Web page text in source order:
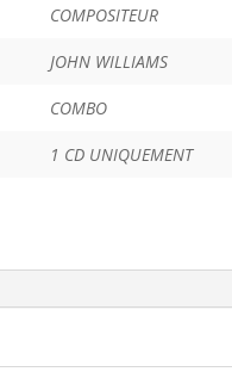
COMPOSITEUR
JOHN WILLIAMS
COMBO
1 CD UNIQUEMENT